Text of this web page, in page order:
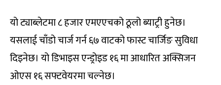
यो ट्याब्लेटमा ८ हजार एमएएचको ठूलो ब्याट्री हुनेछ।
यसलाई चाँडो चार्ज गर्न ६७ वाटको फास्ट चार्जिङ सुविधा
दिइनेछ। यो डिभाइस एन्ड्रोइड १६ मा आधारित अक्सिजन
ओएस १६ सफ्टवेयरमा चल्नेछ।